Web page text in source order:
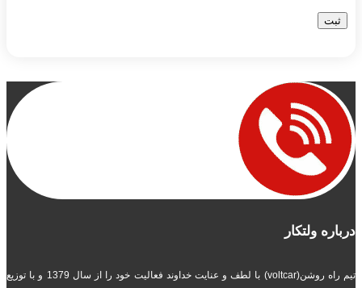
درباره ولتکار
تیم راه روشن(voltcar) با لطف و عنایت خداوند فعالیت خود را از سال 1379 و با توزیع